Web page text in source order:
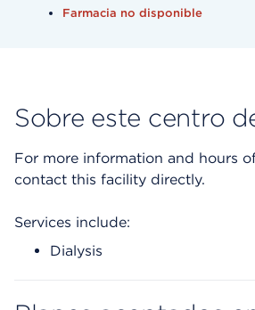
Farmacia no disponible
Sobre este centro
For more information and hours
contact this facility directly.
Services include:
Dialysis